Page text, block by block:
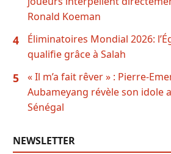
Ronald Koeman
4
Éliminatoires Mondial 2026:
qualifie grâce à Salah
5
« Il m’a fait rêver » : Pierre-
Aubameyang révèle son idole
Sénégal
NEWSLETTER